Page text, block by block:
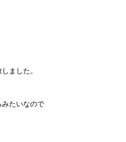
ました。
たいなので